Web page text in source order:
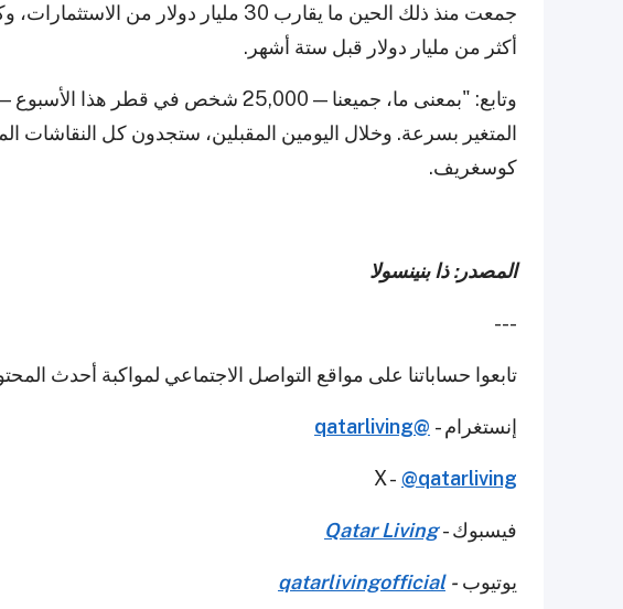
أكثر من مليار دولار قبل ستة أشهر.
وتابع: "بمعنى ما، جميعنا — 25,000 شخص في
المتغير بسرعة. وخلال اليومين المقبلين، ستجدون كل النقاشات
كوسغريف.
المصدر: ذا بنينسولا
---
تابعوا حساباتنا على مواقع التواصل الاجتماعي لمواكبة أحدث
إنستغرام - @qatarliving
X - @qatarliving
فيسبوك -Qatar Living
يوتيوب -
qatarlivingofficial